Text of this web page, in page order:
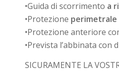
•Guida di scorrimento a
•Protezione perimetrale
•Protezione anteriore
•Prevista l’abbinata
SICURAMENTE LA